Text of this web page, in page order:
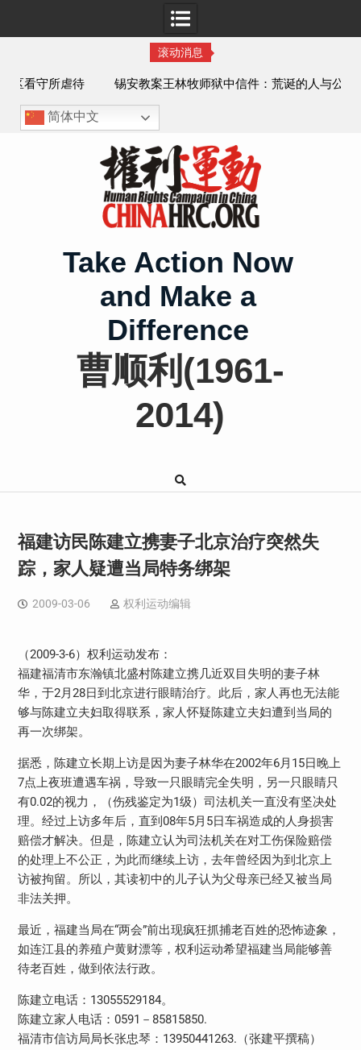
滚动消息
锡安教案王林牧师狱中信件：荒诞的人与公义的神
简体中文
Take Action Now
and Make a
Difference
曹顺利(1961-
2014)
福建访民陈建立携妻子北京治疗突然失
踪，家人疑遭当局特务绑架
2009-03-06 权利运动编辑
（2009-3-6）权利运动发布：
福建福清市东瀚镇北盛村陈建立携几近双目失明的妻子林
华，于2月28日到北京进行眼睛治疗。此后，家人再也无法能
够与陈建立夫妇取得联系，家人怀疑陈建立夫妇遭到当局的
再一次绑架。
据悉，陈建立长期上访是因为妻子林华在2002年6月15日晚上
7点上夜班遭遇车祸，导致一只眼睛完全失明，另一只眼睛只
有0.02的视力，（伤残鉴定为1级）司法机关一直没有坚决处
理。经过上访多年后，直到08年5月5日车祸造成的人身损害
赔偿才解决。但是，陈建立认为司法机关在对工伤保险赔偿
的处理上不公正，为此而继续上访，去年曾经因为到北京上
访被拘留。所以，其读初中的儿子认为父母亲已经又被当局
非法关押。
最近，福建当局在“两会”前出现疯狂抓捕老百姓的恐怖迹象，
如连江县的养殖户黄财漂等，权利运动希望福建当局能够善
待老百姓，做到依法行政。
陈建立电话：13055529184。
陈建立家人电话：0591－85815850.
福清市信访局局长张忠琴：13950441263.（张建平撰稿）